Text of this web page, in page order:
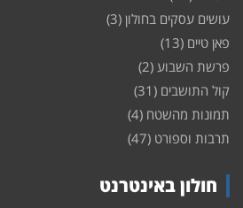
עושים עסקים בחולון (3)
פאן טיים (13)
פרשת השבוע (2)
קול התושבים (31)
תמונות מהשטח (4)
תרבות וספורט (47)
חולון באינטרנט